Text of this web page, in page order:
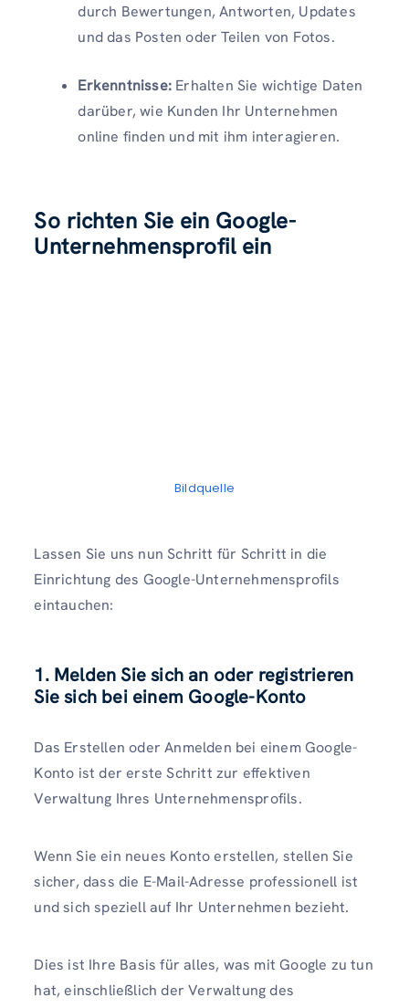
durch Bewertungen, Antworten, Updates
und das Posten oder Teilen von Fotos.
Erkenntnisse: Erhalten Sie wichtige Daten
darüber, wie Kunden Ihr Unternehmen
online finden und mit ihm interagieren.
So richten Sie ein Google-
Unternehmensprofil ein
Bildquelle
Lassen Sie uns nun Schritt für Schritt in die
Einrichtung des Google-Unternehmensprofils
eintauchen:
1. Melden Sie sich an oder registrieren
Sie sich bei einem Google-Konto
Das Erstellen oder Anmelden bei einem Google-
Konto ist der erste Schritt zur effektiven
Verwaltung Ihres Unternehmensprofils.
Wenn Sie ein neues Konto erstellen, stellen Sie
sicher, dass die E-Mail-Adresse professionell ist
und sich speziell auf Ihr Unternehmen bezieht.
Dies ist Ihre Basis für alles, was mit Google zu tun
hat, einschließlich der Verwaltung des